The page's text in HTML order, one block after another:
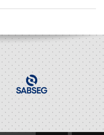
Master M
Master M